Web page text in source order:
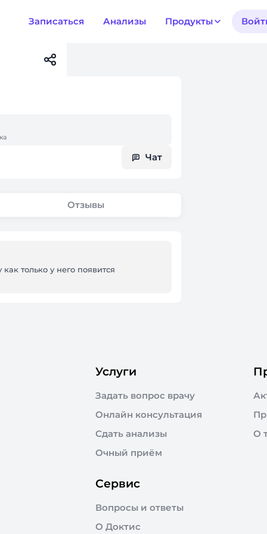
Записаться Анализы Продукты
Чат
Отзывы
только у него появится
Услуги
Задать вопрос врачу
Онлайн консультация
Сдать анализы
Очный приём
О
Сервис
Вопросы и ответы
О Доктис